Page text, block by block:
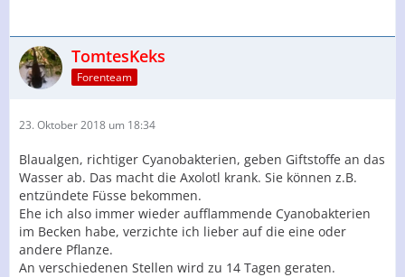
TomtesKeks
Forenteam
23. Oktober 2018 um 18:34
Blaualgen, richtiger Cyanobakterien, geben Giftstoffe an das
Wasser ab. Das macht die Axolotl krank. Sie können z.B.
entzündete Füsse bekommen.
Ehe ich also immer wieder aufflammende Cyanobakterien
im Becken habe, verzichte ich lieber auf die eine oder
andere Pflanze.
An verschiedenen Stellen wird zu 14 Tagen geraten.